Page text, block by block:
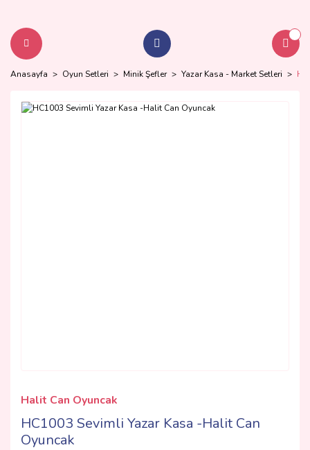
Anasayfa Oyun Setleri Minik Şefler Yazar Kasa - Market Setleri
Halit Can Oyuncak
HC1003 Sevimli Yazar Kasa -Halit Can
Oyuncak